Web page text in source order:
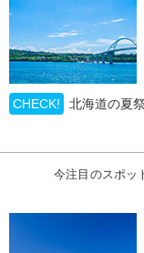
CHECK! 北海道の夏
今注目のスポッ